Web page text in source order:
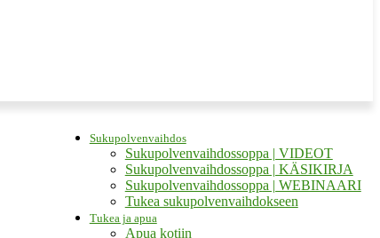
Sukupolvenvaihdos
Sukupolvenvaihdossoppa | VIDEOT
Sukupolvenvaihdossoppa | KÄSIKIRJA
Sukupolvenvaihdossoppa | WEBINAARI
Tukea sukupolvenvaihdokseen
Tukea ja apua
Apua kotiin